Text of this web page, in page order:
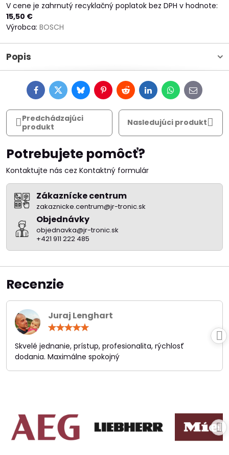
V cene je zahrnutý recyklačný poplatok bez DPH v hodnote:
15,50 €
Výrobca: BOSCH
Popis
FacebookTwitterBlueskyPinterestRedditLinkedInWhatsApp
E-
mail
Predchádzajúci
produkt
Nasledujúci produkt
Potrebujete pomôcť?
Kontaktujte nás cez Kontaktný formulár
Zákaznícke centrum
zakaznicke.centrum@jr-tronic.sk
Objednávky
objednavka@jr-tronic.sk
+421 911 222 485
Recenzie
Juraj Lenghart
/
5
Skvelé jednanie, prístup, profesionalita, rýchlosť
dodania. Maximálne spokojný